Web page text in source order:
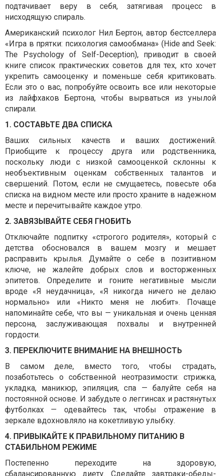
подтачивает веру в себя, затягивая процесс в
нисходящую спираль.
Американский психолог Нил Бертон, автор бестселлера
«Игра в прятки: психология самообмана» (Hide and Seek:
The Psychology of Self-Deception), приводит в своей
книге список практических советов для тех, кто хочет
укрепить самооценку и поменьше себя критиковать.
Если это о вас, попробуйте освоить все или некоторые
из лайфхаков Бертона, чтобы вырваться из унылой
спирали.
1. СОСТАВЬТЕ ДВА СПИСКА
Ваших сильных качеств и ваших достижений.
Приобщите к процессу друга или родственника,
поскольку люди с низкой самооценкой склонны к
необъективным оценкам собственных талантов и
свершений. Потом, если не смущаетесь, повесьте оба
списка на видном месте или просто храните в надежном
месте и перечитывайте каждое утро.
2. ЗАВЯЗЫВАЙТЕ СЕБЯ ГНОБИТЬ
Отключайте подпитку «строгого родителя», который с
детства обосновался в вашем мозгу и мешает
расправить крылья. Думайте о себе в позитивном
ключе, не жалейте добрых слов и восторженных
эпитетов. Определите и гоните негативные мысли
вроде «Я неудачница», «Я никогда ничего не делаю
нормально» или «Никто меня не любит». Почаще
напоминайте себе, что вы — уникальная и очень ценная
персона, заслуживающая похвалы и внутренней
гордости.
3. ПЕРЕКЛЮЧИТЕ ВНИМАНИЕ НА ВНЕШНОСТЬ
В самом деле, вместо того, чтобы страдать,
позаботьтесь о собственной неотразимости: стрижка,
укладка, маникюр, эпиляция, спа — балуйте себя на
постоянной основе. И забудьте о леггинсах и растянутых
футболках — одевайтесь так, чтобы отражение в
зеркале вдохновляло на кокетливую улыбку.
4. ПРИВЫКАЙТЕ К ПРАВИЛЬНОМУ ПИТАНИЮ В
СТАБИЛЬНОМ РЕЖИМЕ
Постепенно переходите на здоровую,
сбалансированную диету. Сделайте завтраки-обеды-